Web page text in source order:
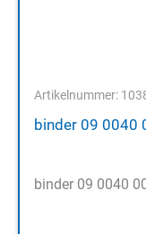
Artikelnummer:
binder 09 0040
binder 09 0040